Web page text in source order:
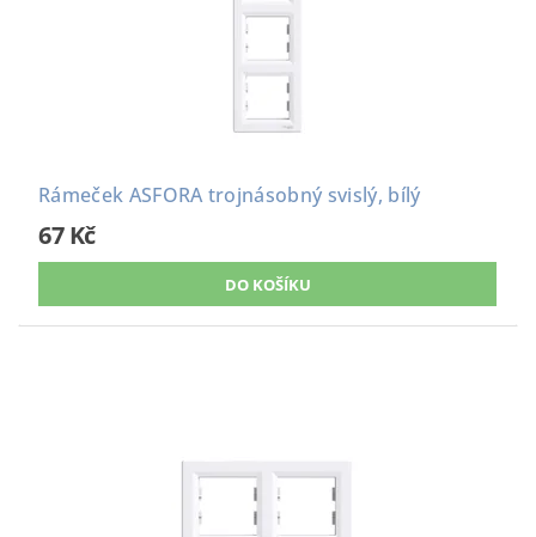
Rámeček ASFORA trojnásobný svislý, bílý
67 Kč